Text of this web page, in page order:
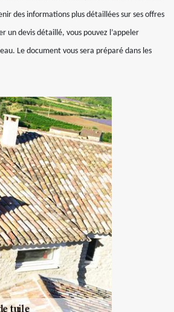
des informations plus détaillées sur ses offres
un devis détaillé, vous pouvez l’appeler
Le document vous sera préparé dans les